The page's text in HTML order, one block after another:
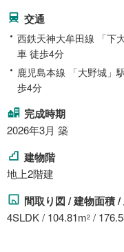
交通
西鉄天神大牟田線 「下
車 徒歩4分
鹿児島本線 「大野城」
歩4分
完成時期
2026年3月 築
建物階
地上2階建
間取り図 / 建物面積
4SLDK / 104.81m2 /